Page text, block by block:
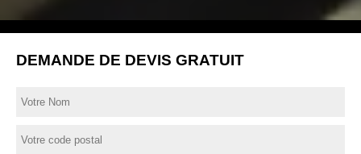
DEMANDE DE DEVIS GRATUIT